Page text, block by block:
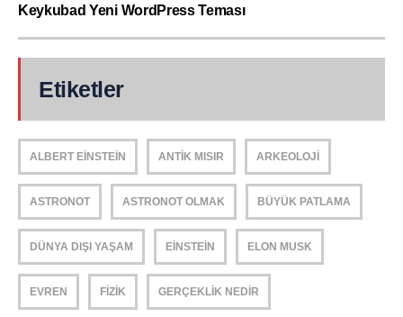
Keykubad Yeni WordPress Teması
Etiketler
ALBERT EINSTEIN ANTIK MISIR ARKEOLOJI
ASTRONOT ASTRONOT OLMAK BÜYÜK PATLAMA
DÜNYA DIŞI YAŞAM EINSTEIN ELON MUSK
EVREN FIZIK GERÇEKLIK NEDIR